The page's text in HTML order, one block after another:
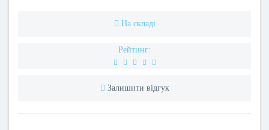
На складі
Рейтинг:
Залишити відгук